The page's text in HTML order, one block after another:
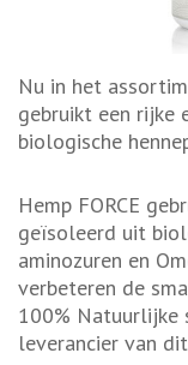
Nu in het
gebruikt een rijke
biologische
Hemp FORCE
geïsoleerd uit
aminozuren en
verbeteren de
100% Natuurlijke
leverancier van